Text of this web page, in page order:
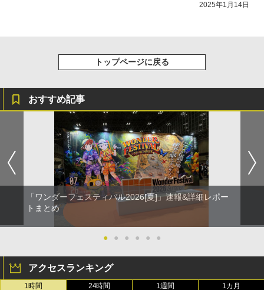
2025年1月14日
トップページに戻る
おすすめ記事
「ワンダーフェスティバル2026[夏]」速報&詳細レポー
トまとめ
● ● ● ● ● ●
アクセスランキング
1時間 24時間 1週間 1カ月